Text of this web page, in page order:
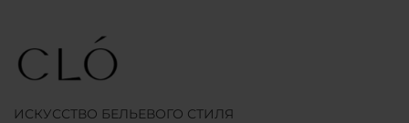
ИСКУССТВО БЕЛЬЕВОГО СТИЛЯ